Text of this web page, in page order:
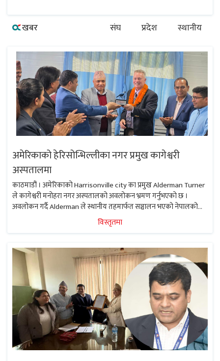
खबर संघ प्रदेश स्थानीय
अमेरिकाको हेरिसोन्भिल्लीका नगर प्रमुख कागेश्वरी
अस्पतालमा
काठमाडौं । अमेरिकाको Harrisonville city का प्रमुख Alderman Turner
ले कागेश्वरी मनोहरा नगर अस्पतालको अवलोकन भ्रमण गर्नुभएको छ ।
अवलोकन गर्दै Alderman ले स्थानीय तहमार्फत सञ्चालन भएको नेपालको
नमूना नगर अस्पतालको रुपमा रहेको कागेश्वरी मनोहरा नगर अस्पतालको
विस्तृतमा